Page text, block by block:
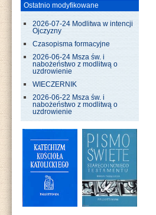
Ostatnio modyfikowane
2026-07-24 Modlitwa w intencji
Ojczyzny
Czasopisma formacyjne
2026-06-24 Msza św. i
nabożeństwo z modlitwą o
uzdrowienie
WIECZERNIK
2026-06-22 Msza św. i
nabożeństwo z modlitwą o
uzdrowienie